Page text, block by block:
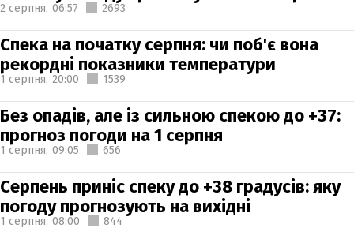
2 серпня, 06:57 2693
Спека на початку серпня: чи поб'є вона
рекордні показники температури
1 серпня, 20:00 1539
Без опадів, але із сильною спекою до +37:
прогноз погоди на 1 серпня
1 серпня, 09:05 656
Серпень приніс спеку до +38 градусів: яку
погоду прогнозують на вихідні
1 серпня, 08:00 844